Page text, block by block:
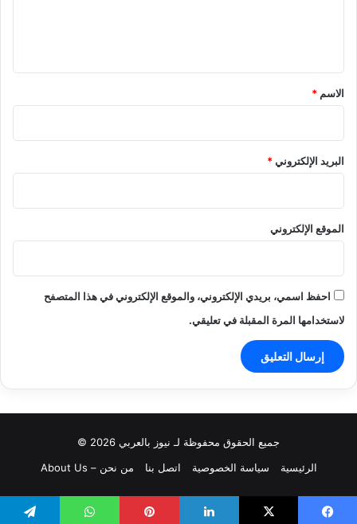
*
الاسم *
البريد الإلكتروني*
الموقع الإلكتروني
احفظ اسمي، بريدي الإلكتروني، والموقع الإلكتروني في هذا المتصفح
لاستخدامها المرة المقبلة في تعليقي.
جميع الحقوق محفوظة لـ نيوز بالعربي 2026 ©
الرئيسية
سياسة الخصوصية اتصل بنا من نحن – About Us